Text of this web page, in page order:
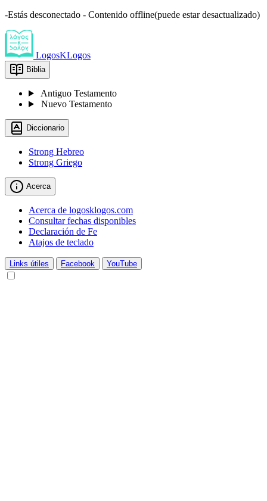
-Estás desconectado - Contenido offline(puede estar desactualizado)
LogosKLogos
Biblia
Antiguo Testamento
Nuevo Testamento
Diccionario
Strong Hebreo
Strong Griego
Acerca
Acerca de logosklogos.com
Consultar fechas disponibles
Declaración de Fe
Atajos de teclado
Links útiles Facebook YouTube